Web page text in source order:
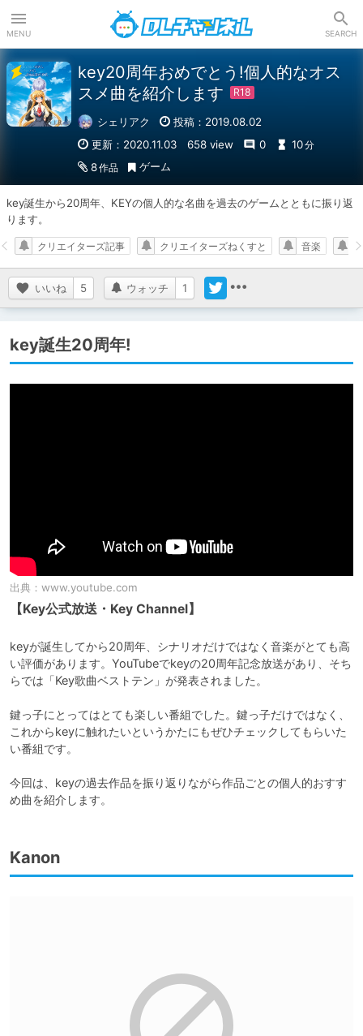
MENU SEARCH
key20周年おめでとう!個人的なオス
スメ曲を紹介します
シェリアク
投稿：2019.08.02
更新：2020.11.03
658 view 0 10分
8作品 ゲーム
key誕生から20周年、KEYの個人的な名曲を過去のゲームとともに振り返
ります。
いいね 5 ウォッチ 1
クリエイターズ記事 クリエイターズねくすと 音楽
key誕生20周年!
出典： www.youtube.com
【Key公式放送・Key Channel】
keyが誕生してから20周年、シナリオだけではなく音楽がとても高
い評価があります。YouTubeでkeyの20周年記念放送があり、そち
らでは「Key歌曲ベストテン」が発表されました。
鍵っ子にとってはとても楽しい番組でした。鍵っ子だけではなく、
これからkeyに触れたいというかたにもぜひチェックしてもらいた
い番組です。
今回は、keyの過去作品を振り返りながら作品ごとの個人的おすす
め曲を紹介します。
Kanon